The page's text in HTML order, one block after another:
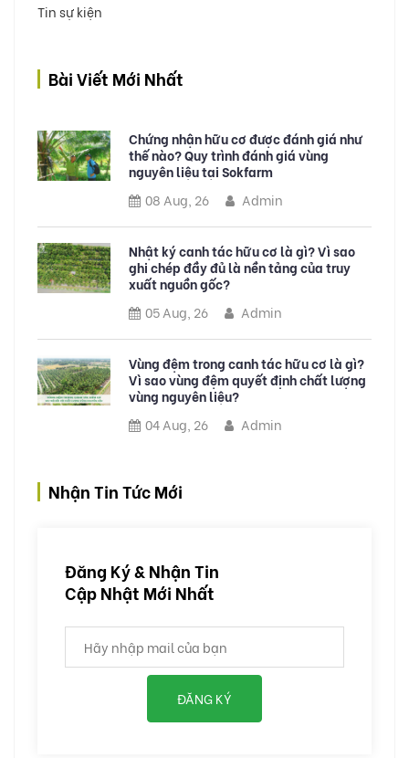
Tin sự kiện
Bài Viết Mới Nhất
Chứng nhận hữu cơ được đánh giá như
thế nào? Quy trình đánh giá vùng
nguyên liệu tại Sokfarm
08 Aug, 26
Admin
Nhật ký canh tác hữu cơ là gì? Vì sao
ghi chép đầy đủ là nền tảng của truy
xuất nguồn gốc?
05 Aug, 26
Admin
Vùng đệm trong canh tác hữu cơ là gì?
Vì sao vùng đệm quyết định chất lượng
vùng nguyên liệu?
04 Aug, 26
Admin
Nhận Tin Tức Mới
Đăng Ký & Nhận Tin
Cập Nhật Mới Nhất
ĐĂNG KÝ